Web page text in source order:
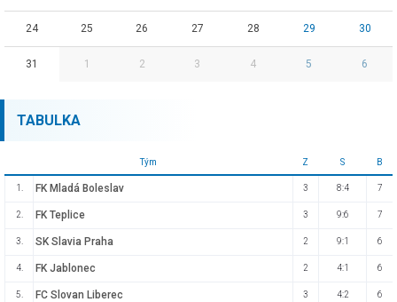
24 25 26 27 28 29 30
31 1 2 3 4 5 6
TABULKA
Tým Z S B
1. FK Mladá Boleslav 3 8:4 7
2. FK Teplice 3 9:6 7
3. SK Slavia Praha 2 9:1 6
4. FK Jablonec 2 4:1 6
5. FC Slovan Liberec 3 4:2 6